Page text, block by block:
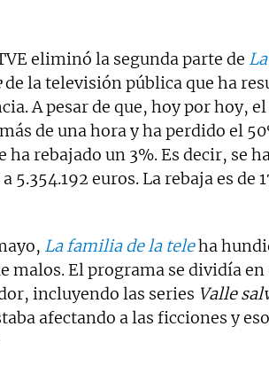
eliminó la segunda parte de
de la televisión pública que ha
A pesar de que, hoy por hoy, el
de una hora y ha perdido el
rebajado un 3%. Es decir, se
5.354.192 euros. La rebaja es de
La familia de la teleha
malos. El programa se dividía en
incluyendo las series Valle
afectando a las ficciones y